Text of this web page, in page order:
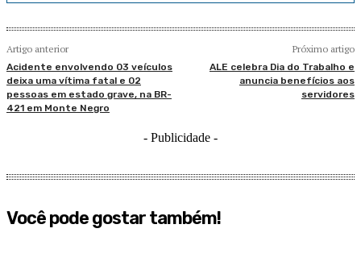
Artigo anterior
Acidente envolvendo 03 veículos
deixa uma vítima fatal e 02
pessoas em estado grave, na BR-
421 em Monte Negro
Próximo artigo
ALE celebra Dia do Trabalho e
anuncia benefícios aos
servidores
- Publicidade -
Você pode gostar também!